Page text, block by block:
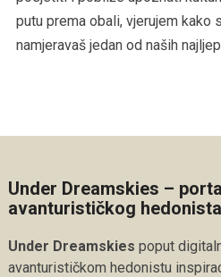
putu prema obali, vjerujem
namjeravaš jedan od naših
Under Dreamskies –
avanturističkog hedonista
Under Dreamskies poput
avanturističkom hedonistu